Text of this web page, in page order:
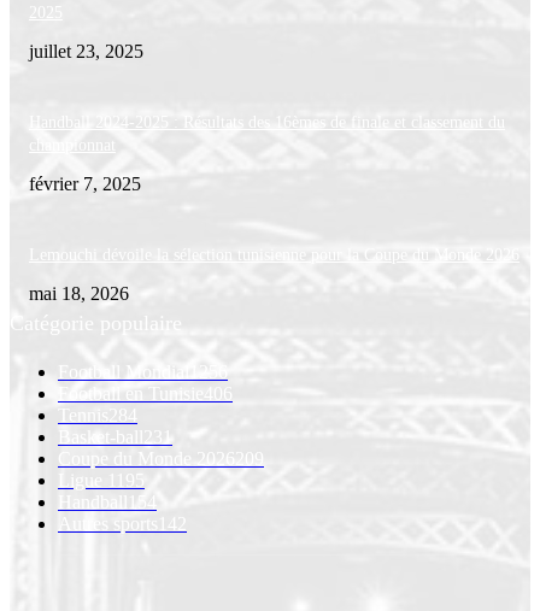
juillet 23, 2025
Handball 2024-2025 : Résultats des 16èmes de finale et classement du
championnat
février 7, 2025
Lemouchi dévoile la sélection tunisienne pour la Coupe du Monde 2026
mai 18, 2026
Catégorie populaire
Football Mondial
1256
Football en Tunisie 406
Tennis
284
Basket-ball
231
Coupe du Monde 2026 209
Ligue 1
195
Handball
154
Autres sports 142